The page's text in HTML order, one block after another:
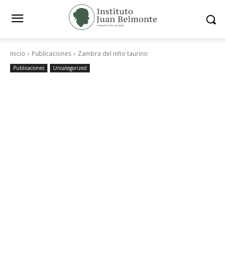
Inicio Publicaciones Zambra del niño taurino
Publicaciones Uncategorized